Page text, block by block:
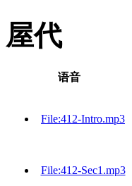
屋代
语音
File:412-Intro.mp3
File:412-Sec1.mp3